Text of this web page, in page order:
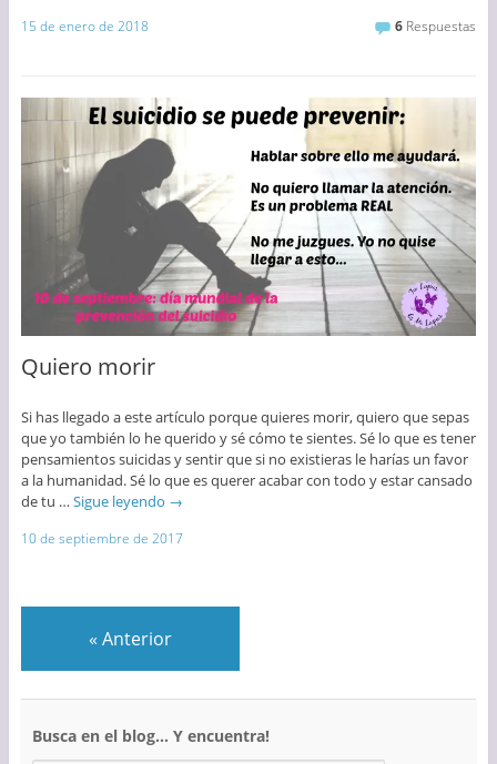
15 de enero de 2018 6 Respuestas
Quiero morir
Si has llegado a este artículo porque quieres morir, quiero que sepas
que yo también lo he querido y sé cómo te sientes. Sé lo que es tener
pensamientos suicidas y sentir que si no existieras le harías un favor
a la humanidad. Sé lo que es querer acabar con todo y estar cansado
de tu … Sigue leyendo →
10 de septiembre de 2017
« Anterior
Busca en el blog… Y encuentra!